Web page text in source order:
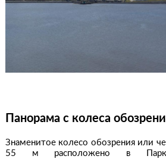
Панорама с колеса
Знаменитое колесо обозрения или
55 м расположено в